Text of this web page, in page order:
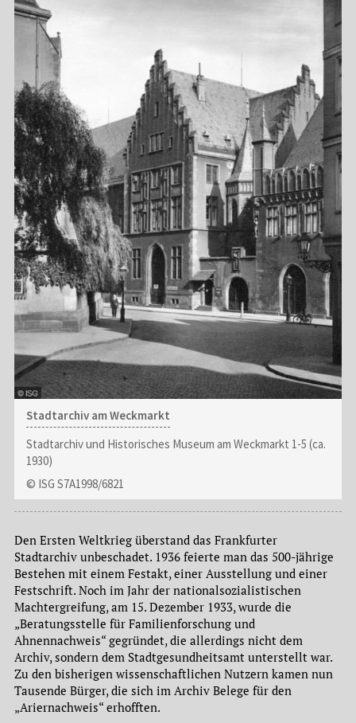
Stadtarchiv am Weckmarkt
Stadtarchiv und Historisches Museum am Weckmarkt 1-5 (ca.
1930)
© ISG S7A1998/6821
Den Ersten Weltkrieg überstand das Frankfurter
Stadtarchiv unbeschadet. 1936 feierte man das 500-jährige
Bestehen mit einem Festakt, einer Ausstellung und einer
Festschrift. Noch im Jahr der nationalsozialistischen
Machtergreifung, am 15. Dezember 1933, wurde die
„Beratungsstelle für Familienforschung und
Ahnennachweis“ gegründet, die allerdings nicht dem
Archiv, sondern dem Stadtgesundheitsamt unterstellt war.
Zu den bisherigen wissenschaftlichen Nutzern kamen nun
Tausende Bürger, die sich im Archiv Belege für den
„Ariernachweis“ erhofften.